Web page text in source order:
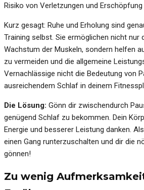
Risiko von Verletzungen und Erschöpfung
Kurz gesagt: Ruhe und Erholung sind
Training selbst. Sie ermöglichen nicht nur
Wachstum der Muskeln, sondern helfen
zu vermeiden und die allgemeine
Vernachlässige nicht die Bedeutung von
ausreichendem Schlaf in deinem
Die Lösung: Gönn dir zwischendurch
genügend Schlaf zu bekommen. Dein
Energie und besserer Leistung danken.
einen Gang runterzuschalten und dir die
gönnen!
Zu wenig